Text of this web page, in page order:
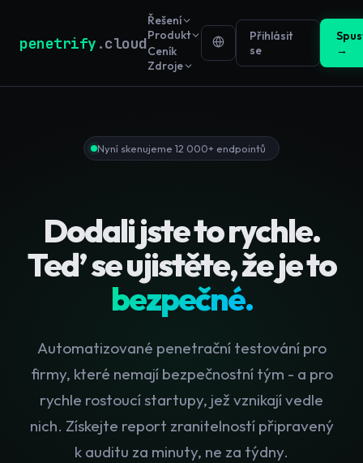
penetrify .cloud
Řešení
Produkt
Ceník
Zdroje
Přihlásit
se
→
Nyní skenujeme 12 000+ endpointů
Dodali jste to rychle.
Teď se ujistěte, že je to
bezpečné.
Automatizované penetrační testování pro
firmy, které nemají bezpečnostní tým - a pro
rychle rostoucí startupy, jež vznikají vedle
nich. Získejte report zranitelností připravený
k auditu za minuty, ne za týdny.